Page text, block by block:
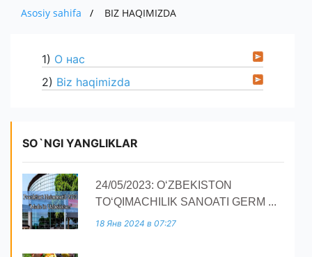
O'ZBEKISTONDA ISHLAB CHIQARILGAN
QISHLOQ XO ' JALIGI MAHSULOTLARI
MUHIM FAKTLAR
KOMPANIYANING ICHKI HUJJATLARI
IMPORT
AUTSORSING
EKSPORT
PRESS
KO'RGAZMALAR
YUR-JIS. SHAXSLAR MUROJAATI
ALOQA
Asosiy sahifa BIZ HAQIMIZDA
1) О нас
2) Biz haqimizda
SO`NGI YANGLIKLAR
24/05/2023: O‘ZBEKISTON
TO‘QIMACHILIK SANOATI GERM ...
18 Янв 2024 в 07:27